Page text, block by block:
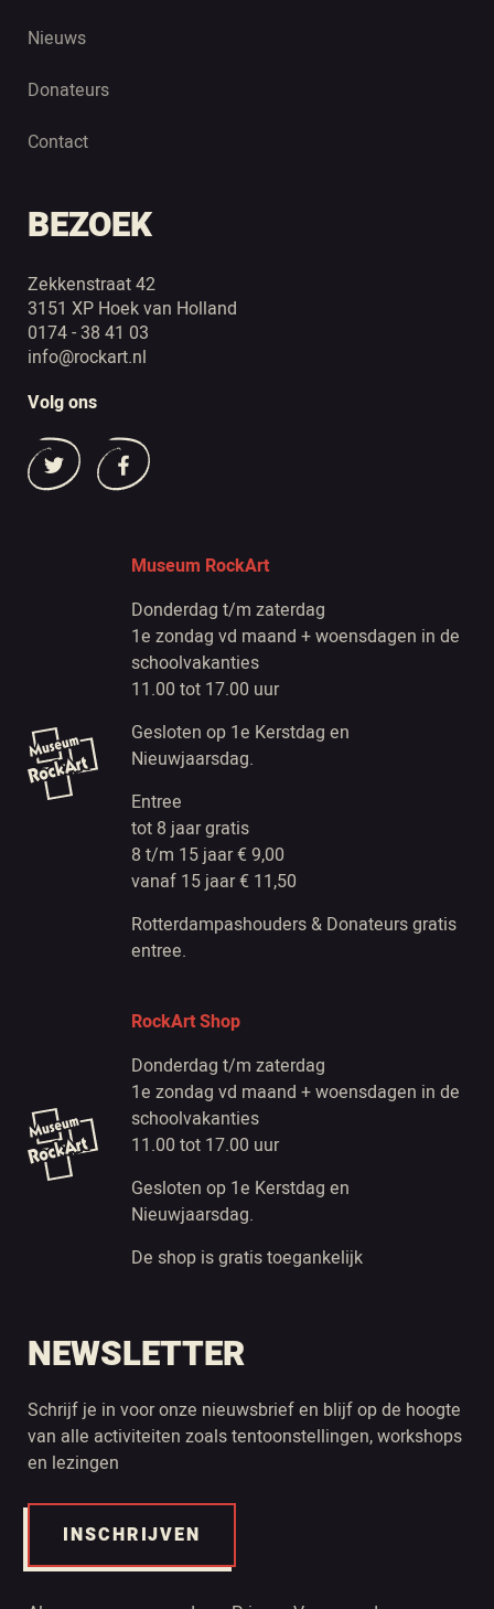
Nieuws
Donateurs
Contact
BEZOEK
Zekkenstraat 42
3151 XP Hoek van Holland
0174 - 38 41 03
info@rockart.nl
Volg ons
Museum RockArt
Donderdag t/m zaterdag
1e zondag vd maand + woensdagen in de
schoolvakanties
11.00 tot 17.00 uur
Gesloten op 1e Kerstdag en
Nieuwjaarsdag.
Entree
tot 8 jaar gratis
8 t/m 15 jaar € 9,00
vanaf 15 jaar € 11,50
Rotterdampashouders & Donateurs gratis
entree.
RockArt Shop
Donderdag t/m zaterdag
1e zondag vd maand + woensdagen in de
schoolvakanties
11.00 tot 17.00 uur
Gesloten op 1e Kerstdag en
Nieuwjaarsdag.
De shop is gratis toegankelijk
NEWSLETTER
Schrijf je in voor onze nieuwsbrief en blijf op de hoogte
van alle activiteiten zoals tentoonstellingen, workshops
en lezingen
INSCHRIJVEN